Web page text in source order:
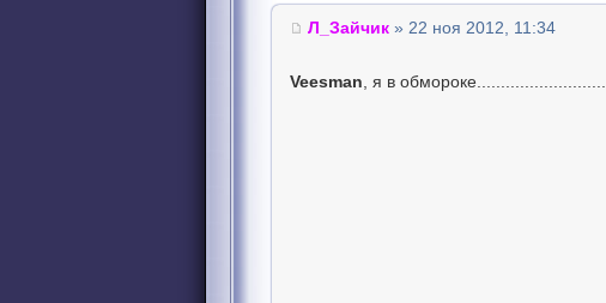
Л_Зайчик » 22 ноя 2012, 11:34
Veesman , я в